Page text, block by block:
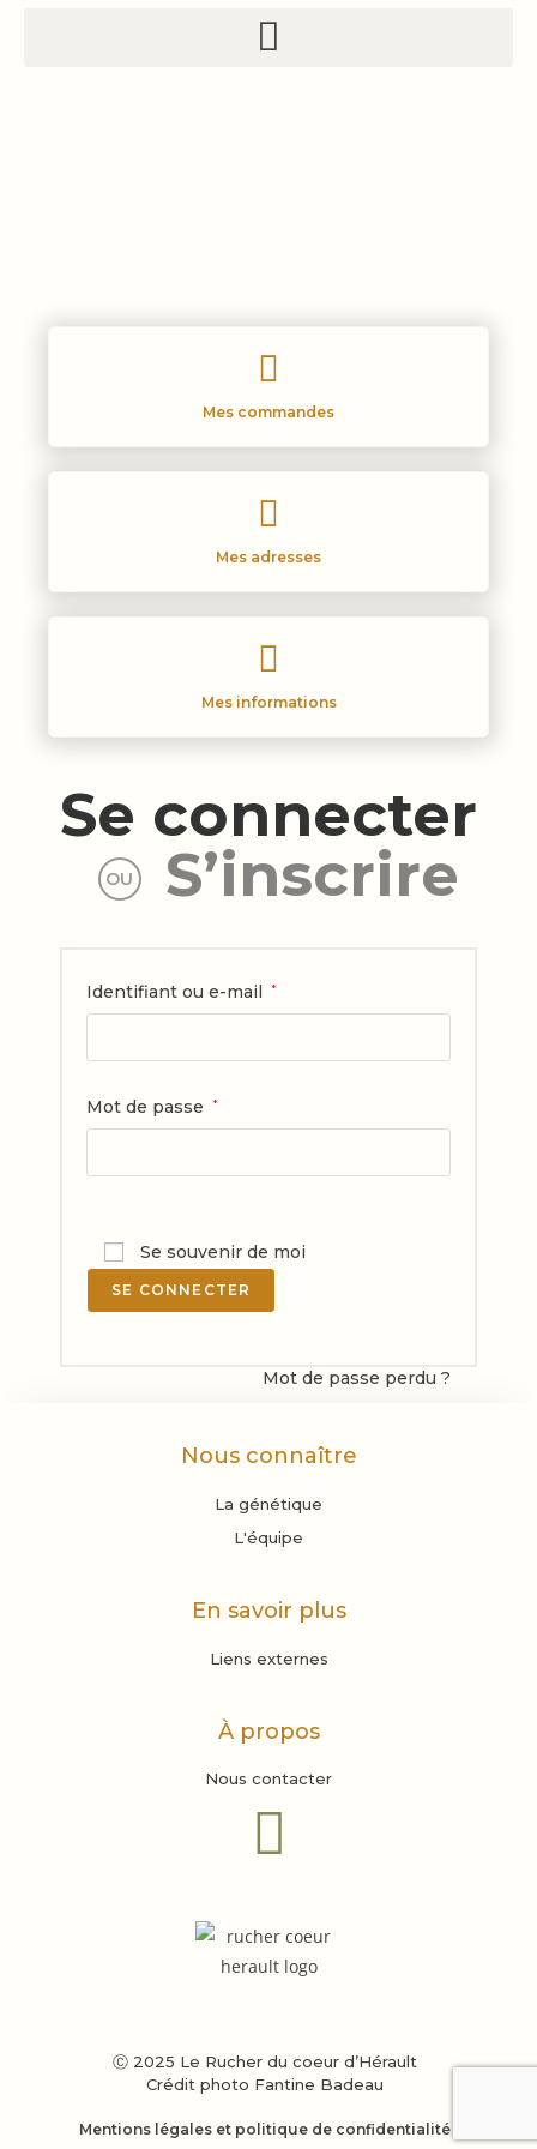
Mes commandes
Mes adresses
Mes informations
Se connecter
OU S’inscrire
Identifiant ou e-mail *
Mot de passe *
Se souvenir de moi
SE CONNECTER
Mot de passe perdu ?
Nous connaître
La génétique
L'équipe
En savoir plus
Liens externes
À propos
Nous contacter
Ⓒ 2025 Le Rucher du coeur d’Hérault
Crédit photo Fantine Badeau
Mentions légales et politique de confidentialité